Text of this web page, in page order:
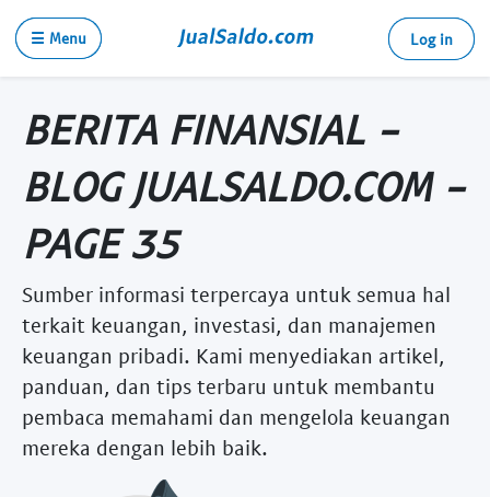
☰ Menu Log in
BERITA FINANSIAL -
BLOG JUALSALDO.COM -
PAGE 35
Sumber informasi terpercaya untuk semua hal
terkait keuangan, investasi, dan manajemen
keuangan pribadi. Kami menyediakan artikel,
panduan, dan tips terbaru untuk membantu
pembaca memahami dan mengelola keuangan
mereka dengan lebih baik.